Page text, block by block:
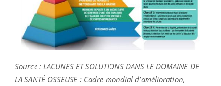
Source : LACUNES ET SOLUTIONS DANS LE DOMAINE DE
LA SANTÉ OSSEUSE : Cadre mondial d’amélioration,